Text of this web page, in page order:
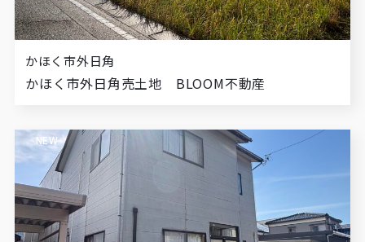
かほく市外日角
かほく市外日角売土地 BLOOM不動産
NEW